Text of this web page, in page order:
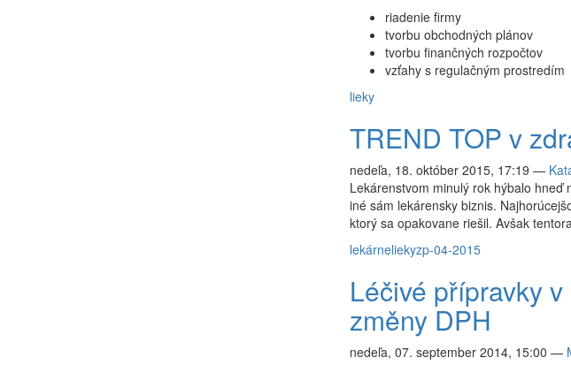
riadenie firmy
tvorbu obchodných plánov
tvorbu finančných rozpočtov
vzťahy s regulačným prostredím
lieky
TREND TOP v
nedeľa, 18. október 2015, 17:19 —
Lekárenstvom minulý rok hýbalo hneď
iné sám lekárensky biznis.
ktorý sa opakovane riešil. Avšak
lekárneliekyzp-04-2015
Léčivé přípravky
změny DPH
nedeľa, 07. september 2014, 15:00 —